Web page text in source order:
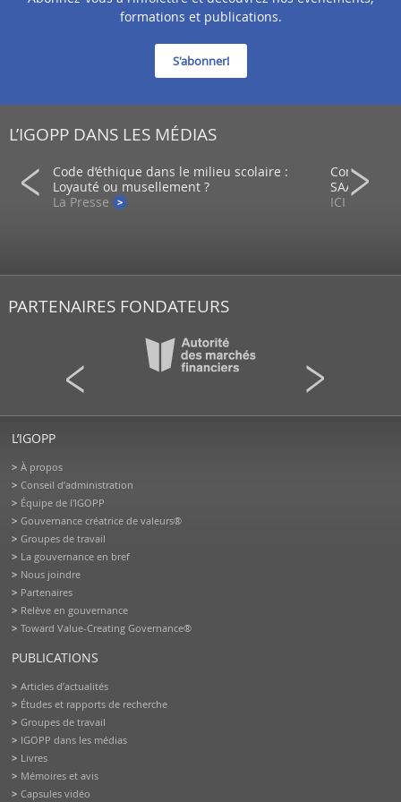
formations et publications.
S'abonner!
L’IGOPP DANS LES MÉDIAS
d’un
Code d’éthique dans le milieu scolaire :
Loyauté ou musellement ?
La Presse
Comment
SAAQ?
ICI - Radio-
PARTENAIRES FONDATEURS
L’IGOPP
À propos
Conseil d’administration
Équipe de l'IGOPP
Gouvernance créatrice de valeurs®
Groupes de travail
La gouvernance en bref
Nous joindre
Partenaires
Relève en gouvernance
Toward Value-Creating Governance®
PUBLICATIONS
Articles d’actualités
Études et rapports de recherche
Groupes de travail
IGOPP dans les médias
Livres
Mémoires et avis
Capsules vidéo